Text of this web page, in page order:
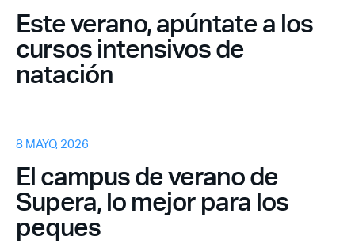
Acceso socios
Este verano, apúntate a los
cursos intensivos de
natación
8 MAYO, 2026
El campus de verano de
Supera, lo mejor para los
peques